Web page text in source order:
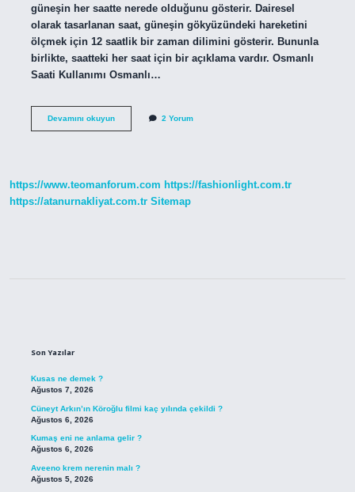
güneşin her saatte nerede olduğunu gösterir. Dairesel
olarak tasarlanan saat, güneşin gökyüzündeki hareketini
ölçmek için 12 saatlik bir zaman dilimini gösterir. Bununla
birlikte, saatteki her saat için bir açıklama vardır. Osmanlı
Saati Kullanımı Osmanlı…
Devamını okuyunOsmanlı
2 Yorum
https://www.teomanforum.com https://fashionlight.com.tr
https://atanurnakliyat.com.tr Sitemap
Son Yazılar
Kusas ne demek ?
Ağustos 7, 2026
Cüneyt Arkın’ın Köroğlu filmi kaç yılında çekildi ?
Ağustos 6, 2026
Kumaş eni ne anlama gelir ?
Ağustos 6, 2026
Aveeno krem nerenin malı ?
Ağustos 5, 2026